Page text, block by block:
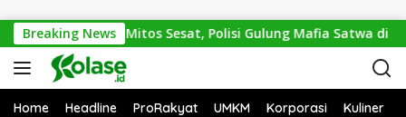
Breaking NewsDemi Mitos Sesat, Polisi Gulung Mafia Satwa di
Home Headline ProRakyat UMKM Korporasi Kuliner